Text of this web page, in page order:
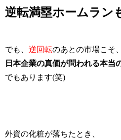
逆転満塁ホームラン
でも、逆回転のあとの市場こそ、
日本企業の真価が問われる本当
でもあります(笑)
外資の化粧が落ちたとき、